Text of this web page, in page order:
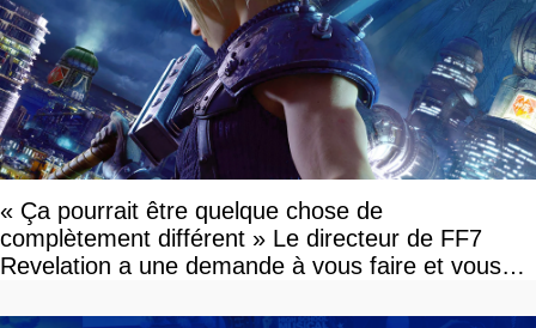
« Ça pourrait être quelque chose de
complètement différent » Le directeur de FF7
Revelation a une demande à vous faire et vous